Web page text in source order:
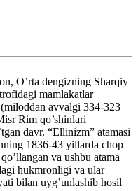
2-asrning boshlarida tashkil etilgan Pergam kutubxonasining fondi Iskandariyanikidan qolishmas edi. Iqtisodiy raqobat tufayli, Ptolemeylar hukumati Misrdan Pergamga papirus chiqarishni taqiqlab qo’yishganida, pergamliklar teridan ishlangan va “pergament” deb ataluvchi maxsus yozuv materiali kashf qildilar. Olimlar esa muzeylarda badiiy asarlarning faqat matnini tekshirish, ya’ni ularning to’g’riligini aniqlash, xatolarini tuzatish, boshqalar tomonidan kiritilgan qo’shimchalarni chiqarib tashlash va hokazo ishlar bilan shug’ullanganlar. Shu tariqa Ellinizm davrida adabiyotshunoslik — Filologiya ilmi yuzaga keldi. Iskandariya filologlari, asosan, Gomer asarlarini o’rganganlar. Ellinizm davrida ilm-fan, ma’rifat, madaniyat, san’at va adabiyot tamomila ellin hukmdorlari tasarrufida bo’lgan. Iskandariya muzeyining xodimlari davlatdan maosh olganlar, maxsus binolarda yashaganlar, kutubxona rahbarlari esa podshohlarning valiahdlariga tarbiyachi bo’lganlar. Ellinizm davrida keng yoyilgan falsafiy ta’limotlar Misr hukmdorlarining manfaatlariga zid bo’lganligi bois Iskandariya muzeylarida falsafa bilan shug’ullanish taqiqlangan. Binobarin, Afina shahri yunon olamining falsafa markazi bo’lib qolgan va yangidanyangi ta’limotlar shu yerda yuzaga kelib, keyin boshqa tomonlarga tarqalgan. Ellinizm falsafasi bu davr uchun muhim omildir. Yunon olamida boshlangan ijtimoiy o’zgarishlar natijasida tug’ilgan siyosiy loqaydlik, beparvolik va umidsizlik kayfiyatlari birmuncha falsafiy ta’limotlarning kelib chiqishiga sabab bo’ldi. Mazkur oqimlarning eng muhimlari — epikurchilar, stoiklar va kiniklar falsafasidir. Epikur (miloddan avvalgi 344-270) o’z ta’limotida Demokritning atom nazariyasini yanada takomillashtirib, axloq masalalariga doir ma’naviy xulosalar chiqargan. Uningcha, modomiki, butun koinot, hatto odamning ruhi ham atomlardan iborat ekan, tabiatda hech qanday g’ayritabiiy hodisalarning bo’lishi mumkin emas. U turli bid’atlarni rad etadi. Koinot haqidagi noto’g’ri tushunchalar odamni har doim qo’rquv va tahlikaga solib, uning osuda hayot kechirishiga xalaqit qiladi. Bo’lmag’ur xavfxatarlardan qutulmas ekan, inson hayotning lazzatlarini his etmaydi, rohatni bilmaydi. Vaholanki, yashashning chin ma’nosi — hayot gashtini surmoqdir. Biroq har bir odam haqiqiy rohatni tashqi olamdan emas, balki o’z ichki dunyosidan, ruhiy erkinlikdan va dilning osoyishtaligidan axtarmog’i kerak. Stoiklar falsafasi ham ko’p jihatdan Epikur fikrlariga yaqin. Bu oqimga asos solgan Zenon (miloddan avvalgi 335— 253) o’zining mashg’ulotlarini Afinadagi peshayvon taxlit binoda o’tkazgan. Shuning uchun yunoncha “stoya” (peshayvon) so’zi keyinchalik ushbu oqimga nisbat berilgan. Epikurchilar ruhiy osoyishtalik printsiplarini targ’ib qilgan bo’lsalar, stoiklar shafqat, saxovat g’oyalarini targ’ib qilganlar. Ularning fikricha, odam bolasi ehtiroslarning ta’sirini yengib, taqdirning izmi, tabiat qonunlari asosida ma’naviy erkin hayot kechirmog’i lozim. Miloddan avvalgi 4-asrda Suqrotning shogirdi Antisfen tomonidan yaratilgan kiniklar falsafasi, shu ta’limot tarafdorlarining mashg’uloti o’tadigan joy — “kinosagers” nomi bilan yuritiladi. Ular jamiyatdagi barcha rasmiy taomillarni, hatto axloqodob qoidalarini inkor qilib, insonni tabiiy holatga qaytishga va soxta udumlarni tashlab, oddiy hayot kechirishga chaqiradilar. Ular o’z ta’limotlarini epikurchilarning betashvish umr kechirish g’oyalariga qarshi qo’yib, qashshoqlik va Gadolikning afzalligini targ’ib etadilar. Kiniklarning bu xildagi “qashshoqlik falsafasi” hukmron tabaqaning barcha an’analariga qarshi qaratilgan isyon edi. Iqtisodiy manfaatdan, ijtimoiy vazifalardan kechib, har qanday rasmiyatchiliqdan xalos bo’lgan va shaxsiy erkinlikni yo’qotmagan holda yaxshi yashashni targ’ib etish orqali ular xususiy mulkni, quldorlikni, diniy tushunchalarni, nikoh tartiblarini va boshqalar usulu qoidalarini inkor etadilar va shu yo’sinda a’yonlarning barcha ma’naviy madaniyatlariga va rasmiy hayotlariga nafrat bilan qaraganliklarini namoyish qilganlar. Adabiyot va san’at saroyga, ellinistik jamiyatning yuqori tabaqalari manfaatlariga xizmat qildirilgan. Antik adab